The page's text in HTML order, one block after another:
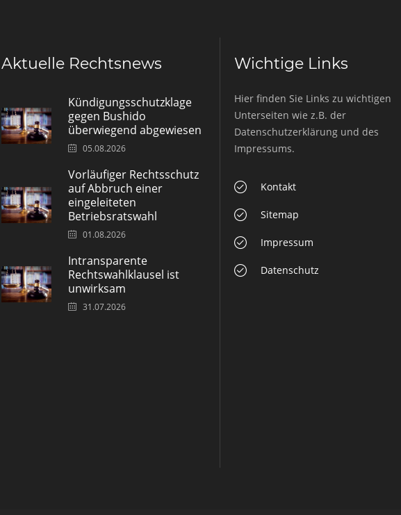
Aktuelle Rechtsnews
Kündigungsschutzklage
gegen Bushido
überwiegend abgewiesen
05.08.2026
Vorläufiger Rechtsschutz
auf Abbruch einer
eingeleiteten
Betriebsratswahl
01.08.2026
Intransparente
Rechtswahlklausel ist
unwirksam
31.07.2026
Wichtige Links
Hier finden Sie Links zu wichtigen
Unterseiten wie z.B. der
Datenschutzerklärung und des
Impressums.
Kontakt
Sitemap
Impressum
Datenschutz